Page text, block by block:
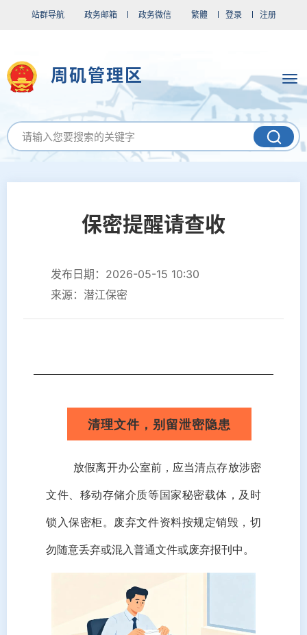
站群导航 政务邮箱 政务微信 繁體 登录 注册
周矶管理区
保密提醒请查收
发布日期：2026-05-15 10:30
来源：潜江保密
清理文件，别留泄密隐患
放假离开办公室前，应当清点存放涉密
文件、移动存储介质等国家秘密载体，及时
锁入保密柜。废弃文件资料按规定销毁，切
勿随意丢弃或混入普通文件或废弃报刊中。